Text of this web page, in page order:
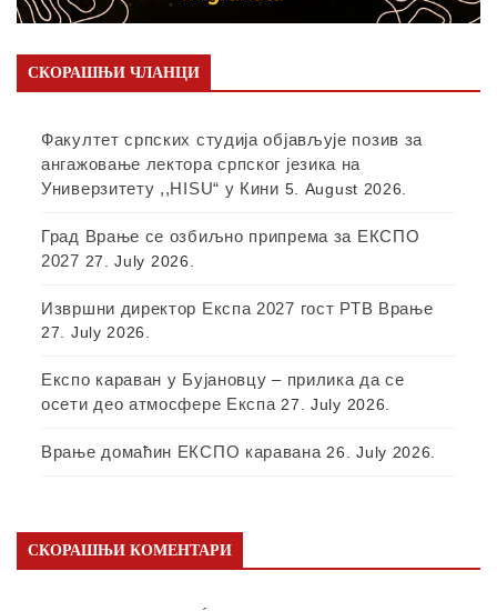
СКОРАШЊИ ЧЛАНЦИ
Факултет српских студија објављује позив за
ангажовање лектора српског језика на
Универзитету ,,HISU“ у Кини 5. August 2026.
Град Врање се озбиљно припрема за ЕКСПО
2027 27. July 2026.
Извршни директор Експа 2027 гост РТВ Врање
27. July 2026.
Експо караван у Бујановцу – прилика да се
осети део атмосфере Експа 27. July 2026.
Врање домаћин ЕКСПО каравана 26. July 2026.
СКОРАШЊИ КОМЕНТАРИ